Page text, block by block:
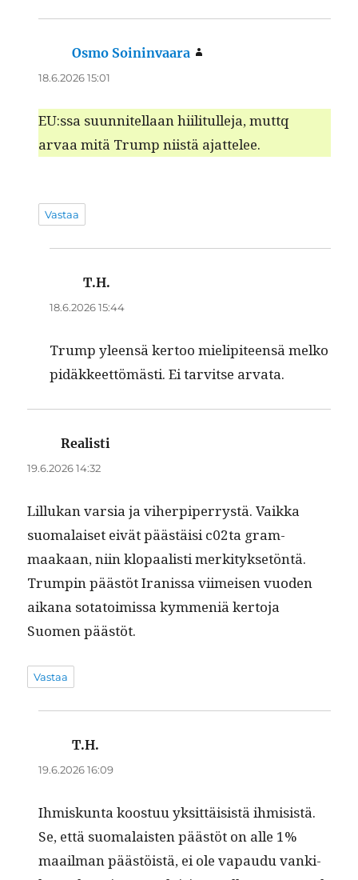
Osmo Soininvaara
18.6.2026 15:01
EU:ssa suun­nitel­laan hiil­i­t­ulle­ja, mut­tq
arvaa mitä Trump niistä ajattelee.
Vastaa
T.H.
18.6.2026 15:44
Trump yleen­sä ker­too mielip­i­teen­sä melko
pidäk­keet­tömästi. Ei tarvitse arvata.
Realisti
19.6.2026 14:32
Lil­lukan var­sia ja viher­piper­rystä. Vaik­ka
suo­ma­laiset eivät päästäisi c02ta gram­
maakaan, niin klopaal­isti merk­i­tyk­setön­tä.
Trumpin päästöt Iranis­sa viimeisen vuo­den
aikana sota­toimis­sa kym­meniä ker­to­ja
Suomen päästöt.
Vastaa
T.H.
19.6.2026 16:09
Ihmiskun­ta koos­t­uu yksit­täi­sistä ihmi­sistä.
Se, että suo­ma­lais­ten päästöt on alle 1%
maail­man päästöistä, ei ole vapaudu vanki­